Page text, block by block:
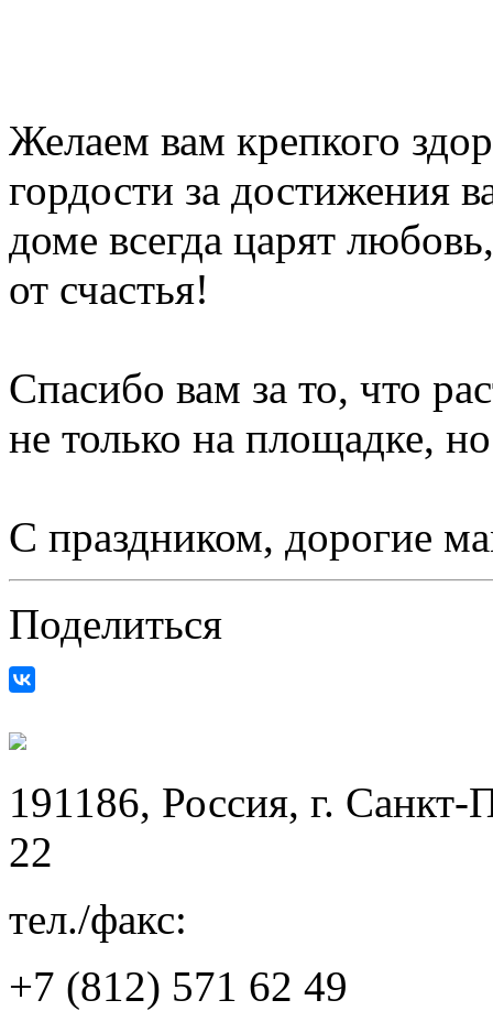
Желаем вам крепкого
гордости за достижения
доме всегда царят
от счастья!
Спасибо вам за то, что
не только на площадке,
С праздником, дорогие
Поделиться
191186, Россия, г.
22
тел./факс:
+7 (812) 571 62 49